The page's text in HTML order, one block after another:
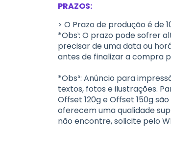
PRAZOS:
> O Prazo de produção é de
*Obs¹: O prazo pode sofrer
precisar de uma data ou
antes de finalizar a compra
*Obs³: Anúncio para
textos, fotos e ilustrações.
Offset 120g e Offset 150g
oferecem uma qualidade
não encontre, solicite pelo